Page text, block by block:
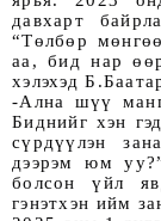
давхарт
“Төлбөр
аа, бид нар
хэлэхэд
-Ална шүү
Биднийг хэн
сүрдүүлэн
дээрэм юм
болсон үйл
гэнэтхэн ийм